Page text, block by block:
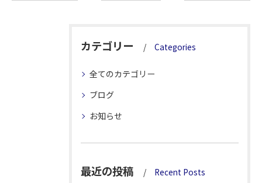
カテゴリー Categories
全てのカテゴリー
ブログ
お知らせ
最近の投稿 Recent Posts